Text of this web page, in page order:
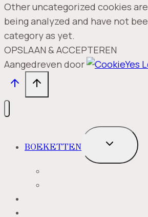
Other uncategorized cookies
being analyzed and have not
category as yet.
OPSLAAN & ACCEPTEREN
Aangedreven door
BOEKETTEN
TOGGLE
SUBMENU